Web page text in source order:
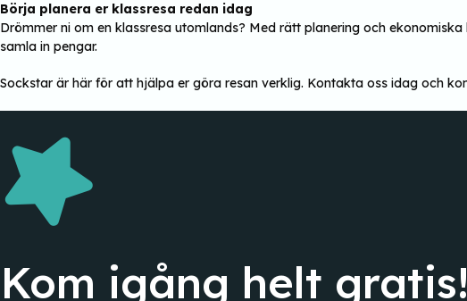
Börja planera er klassresa redan idag
Drömmer ni om en klassresa utomlands? Med rätt planering och
samla in pengar.
Sockstar är här för att hjälpa er göra resan verklig. Kontakta oss idag och
Kom igång helt gratis!